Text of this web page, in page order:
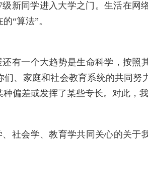
级新同学进入大学之门。生活在
“算法”。
有一个大趋势是生命科学，按照
们、家庭和社会教育系统的共同
偏差或发挥了某些专长。对此，
社会学、教育学共同关心的关于